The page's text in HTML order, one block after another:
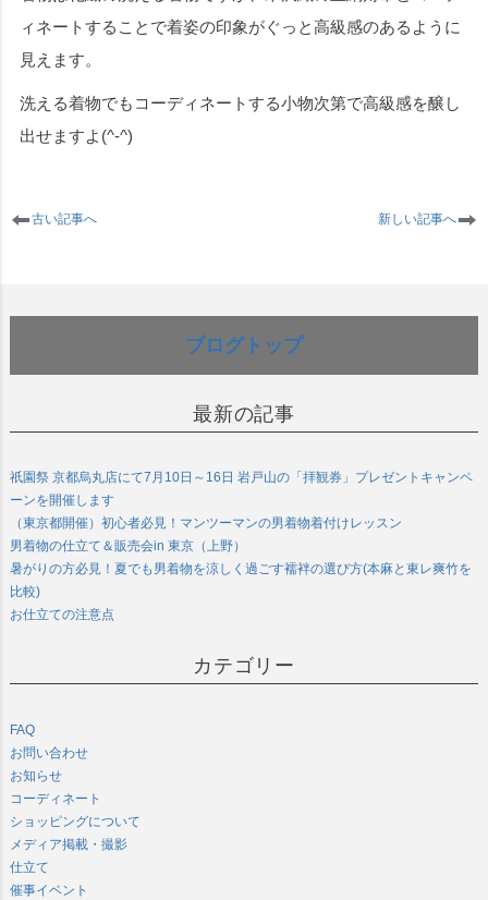
ィネートすることで着姿の印象がぐっと高級感のあるように
見えます。
洗える着物でもコーディネートする小物次第で高級感を醸し
出せますよ(^-^)
古い記事へ 新しい記事へ
ブログトップ
最新の記事
祇園祭 京都烏丸店にて7月10日～16日 岩戸山の「拝観券」プレゼントキャンペ
ーンを開催します
（東京都開催）初心者必見！マンツーマンの男着物着付けレッスン
男着物の仕立て＆販売会in 東京（上野）
暑がりの方必見！夏でも男着物を涼しく過ごす襦袢の選び方(本麻と東レ爽竹を
比較)
お仕立ての注意点
カテゴリー
FAQ
お問い合わせ
お知らせ
コーディネート
ショッピングについて
メディア掲載・撮影
仕立て
催事イベント